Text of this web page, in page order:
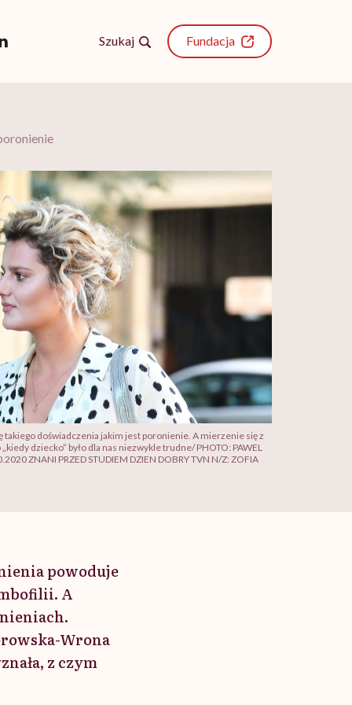
Szukaj Fundacja
doświadczenia jakim jest poronienie. A mierzenie się z
dziecko” było dla nas niezwykle trudne/ PHOTO: PAWEL
ZNANI PRZED STUDIEM DZIEN DOBRY TVN N/Z: ZOFIA
powoduje
A
Wrona
z czym